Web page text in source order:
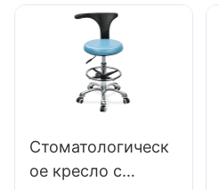
Backrest Design 5-
звездочная
алюминиевая база
для расширенной
лабораторной
Стоматологическ
ое кресло с